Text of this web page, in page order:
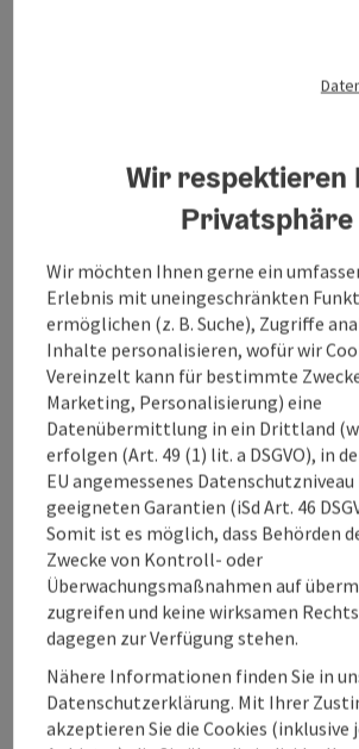
Top-Events im
Oberösterreich
Puglalm
Top-Events im
Wir respektieren
Privatsphäre
Wir möchten Ihnen gerne ein
Erlebnis mit uneingeschränkten
ermöglichen (z. B. Suche), Zugriffe
Inhalte personalisieren, wofür wir
Vereinzelt kann für bestimmte
Marketing, Personalisierung) eine
Datenübermittlung in ein Drittland
erfolgen (Art. 49 (1) lit. a DSGVO), in
EU angemessenes Datenschutzniveau
geeigneten Garantien (iSd Art. 46
Somit ist es möglich, dass Behörden
Zwecke von Kontroll- oder
Überwachungsmaßnahmen auf
zugreifen und keine wirksamen
dagegen zur Verfügung stehen.
Nähere Informationen finden Sie in
Datenschutzerklärung. Mit Ihrer
akzeptieren Sie die Cookies (inklusive